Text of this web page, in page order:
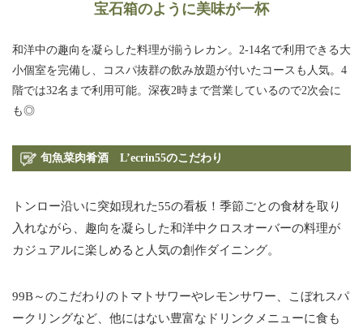
宝石箱のように美味が一杯
和洋中の趣向を凝らした料理が揃うレカン。2-14名で利用できる大
小個室を完備し、コスパ抜群の飲み放題が付いたコースも人気。4
階では32名まで利用可能。深夜2時まで営業しているので2次会に
も◎
旬魚菜肉肴酒 L’ecrin55のこだわり
トンロー沿いに突如現れた55の看板！季節ごとの食材を取り
入れながら、趣向を凝らした和洋中クロスオーバーの料理が
カジュアルに楽しめると人気の創作ダイニング。
99B～のこだわりのトマトサワーやレモンサワー、こぼれスパ
ークリングなど、他にはない豊富なドリンクメニューに食も